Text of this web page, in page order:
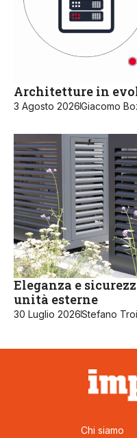
Architetture in
3 Agosto 2026Giacomo
Eleganza e
unità esterne
30 Luglio 2026Stefano
Chi siamo